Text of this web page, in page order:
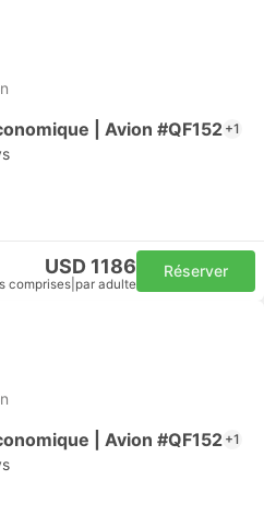
| Avion #QF152 +1
USD 1186
comprises par adulte
Réserver
| Avion #QF152 +1